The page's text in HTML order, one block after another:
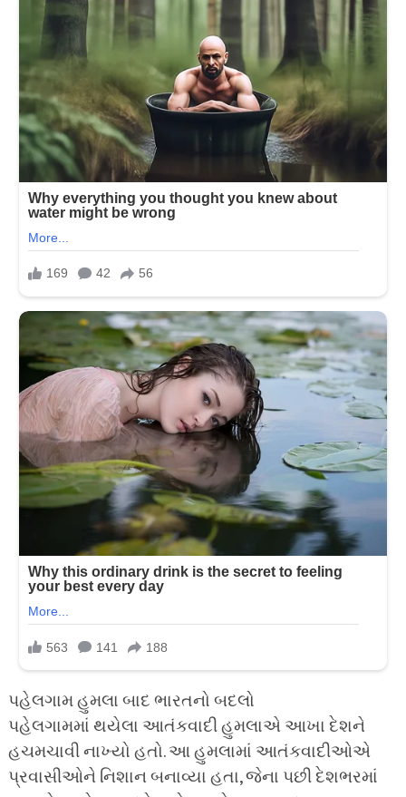
પહેલગામ હુમલા બાદ ભારતનો બદલો
પહેલગામમાં થયેલા આતંકવાદી હુમલાએ આખા દેશને
હચમચાવી નાખ્યો હતો. આ હુમલામાં આતંકવાદીઓએ
પ્રવાસીઓને નિશાન બનાવ્યા હતા, જેના પછી દેશભરમાં